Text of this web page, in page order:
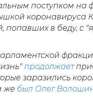
поступком на
коронавируса
попавших в беду, с
продолжает
заразились
же был Олег